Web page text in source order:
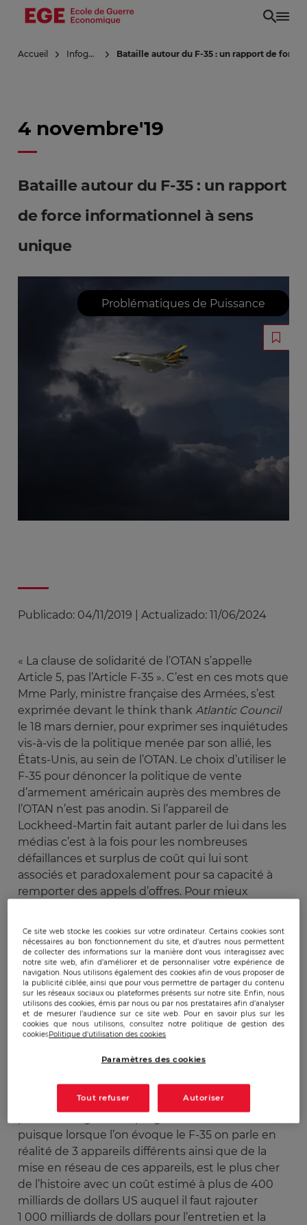
Aller
principal
Accueil Infoguerre Bataille autour du F-35 : un rapport de
4 novembre'19
Bataille autour du F-35 : un rapport
de force informationnel à sens
unique
Problématiques de Puissance
Publicado: 04/11/2019 Actualizado: 11/06/2024
« La clause de solidarité de l’OTAN s’appelle
Article 5, pas l’Article F-35 ». C’est en ces mots que
Mme Parly, ministre française des Armées, s’est
exprimée devant le think thank Atlantic Council
le 18 mars dernier, pour exprimer ses inquiétudes
vis-à-vis de la politique menée par son allié, les
États-Unis, au sein de l’OTAN. Le choix d’utiliser le
F-35 pour dénoncer la politique de vente
d’armement américain auprès des membres de
l’OTAN n’est pas anodin. Si l’appareil de
Lockheed-Martin fait autant parler de lui dans les
médias c’est à la fois pour les nombreuses
défaillances et surplus de coût qui lui sont
associés et paradoxalement pour sa capacité à
remporter des appels d’offres. Pour mieux
il est d’abord nécessaire de comprendre ce
qu’est le F-35 et quel est son environnement.
Environnement économique et
politique
est un avion de combat furtif multi-rôle
l’entreprise américaine Lockheed-Martin dans la
cadre du programme
Joint Strike Fighter
puisque lorsque l’on évoque le F-35 on parle en
réalité de 3 appareils différents ainsi que de la
mise en réseau de ces appareils, est le plus cher
de l’histoire avec un coût estimé à plus de 400
milliards de dollars US auquel il faut rajouter
1 000 milliards de dollars pour l’entretien et la
Ce site web stocke les cookies sur votre ordinateur. Certains cookies sont
nécessaires au bon fonctionnement du site, et d’autres nous permettent
de collecter des informations sur la manière dont vous interagissez avec
notre site web, afin d’améliorer et de personnaliser votre expérience de
navigation. Nous utilisons également des cookies afin de vous proposer de
la publicité ciblée, ainsi que pour vous permettre de partager du contenu
sur les réseaux sociaux ou plateformes présents sur notre site. Enfin, nous
utilisons des cookies, émis par nous ou par nos prestataires afin d’analyser
et de mesurer l’audience sur ce site web. Pour en savoir plus sur les
cookies que nous utilisons, consultez notre politique de gestion des
cookiesPolitique d'utilisation des cookies
Paramètres des cookies
Tout refuser Autoriser